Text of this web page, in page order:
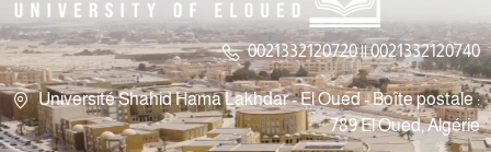
0021332120720 || 0021332120740
Université Shahid Hama Lakhdar - El Oued - Boîte postale :
789 El Oued, Algérie